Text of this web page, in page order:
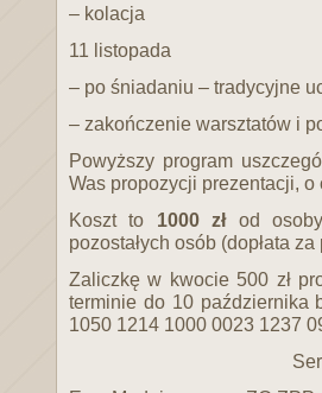
– kolacja
11 listopada
– po śniadaniu – tradycyjne
– zakończenie warsztatów i
Powyższy program
Was propozycji prezentacji,
Koszt to 1000 złod
pozostałych osób (dopłata
Zaliczkę w kwocie 500 zł
terminie do 10 października
1050 1214 1000 0023 1237
Serdecznie